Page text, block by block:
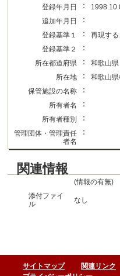
登録年月日
：
追加年月日
：
登録基準１ ：
再現す
登録基準２
：
所在都道府県 ：
和歌山県
所在地
：
和歌山
保管施設の名称
：
所有者名 ：
所有者種別 ：
管理団体・管理責任
者名
：
関連情報
(情報の有無)
添付ファイ
ル
なし
サイトマップ 関連リンク